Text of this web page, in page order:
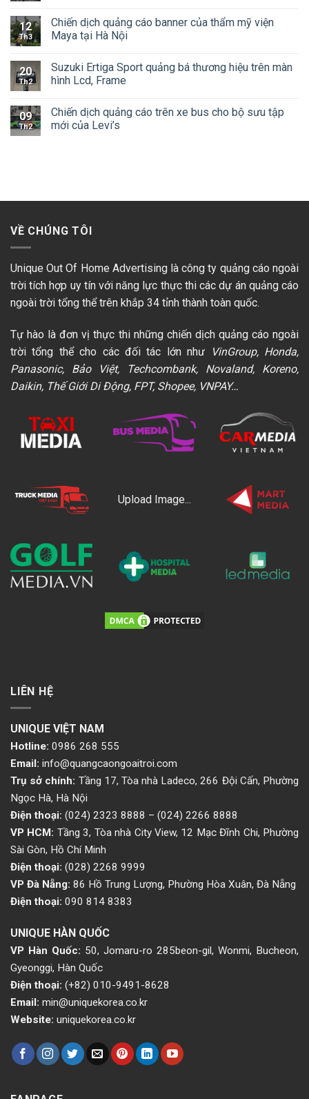
12
Th3
Chiến dịch quảng cáo banner của thẩm mỹ viện
Maya tại Hà Nội
20
Th2
Suzuki Ertiga Sport quảng bá thương hiệu trên màn
hình Lcd, Frame
09
Th2
Chiến dịch quảng cáo trên xe bus cho bộ sưu tập
mới của Levi’s
VỀ CHÚNG TÔI
Unique Out Of Home Advertising là công ty quảng cáo ngoài
trời tích hợp uy tín với năng lực thực thi các dự án quảng cáo
ngoài trời tổng thể trên khắp 34 tỉnh thành toàn quốc.
Tự hào là đơn vị thực thi những chiến dịch quảng cáo ngoài
trời tổng thể cho các đối tác lớn như
VinGroup, Honda,
Panasonic, Bảo Việt, Techcombank, Novaland, Koreno,
Daikin, Thế Giới Di Động, FPT, Shopee, VNPAY…
Upload Image...
LIÊN HỆ
UNIQUE VIỆT NAM
Hotline: 0986 268 555
Email: info@quangcaongoaitroi.com
Trụ sở chính: Tầng 17, Tòa nhà Ladeco, 266 Đội Cấn, Phường
Ngọc Hà, Hà Nội
Điện thoại: (024) 2323 8888 – (024) 2266 8888
VP HCM: Tầng 3, Tòa nhà City View, 12 Mạc Đĩnh Chi, Phường
Sài Gòn, Hồ Chí Minh
Điện thoại: (028) 2268 9999
VP Đà Nẵng: 86 Hồ Trung Lượng, Phường Hòa Xuân, Đà Nẵng
Điện thoại: 090 814 8383
UNIQUE HÀN QUỐC
VP Hàn Quốc: 50, Jomaru-ro 285beon-gil, Wonmi, Bucheon,
Gyeonggi, Hàn Quốc
Điện thoại: (+82) 010-9491-8628
Email: min@uniquekorea.co.kr
Website: uniquekorea.co.kr